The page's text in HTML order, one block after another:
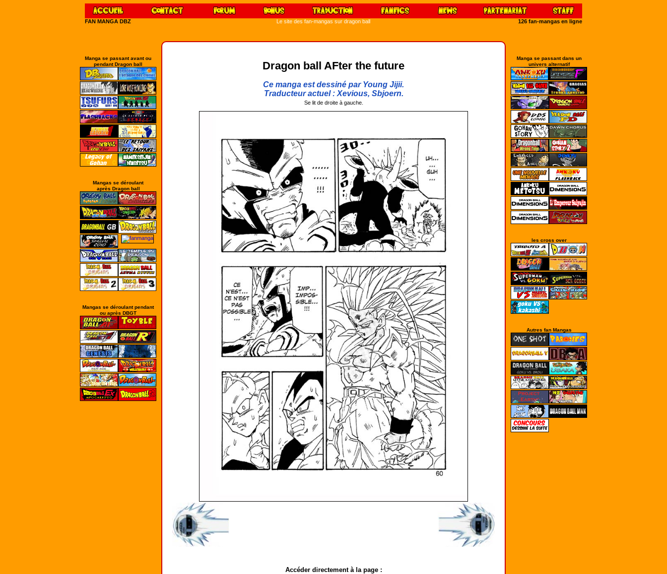
FAN MANGA DBZ Le site des fan-mangas sur dragon ball 126 fan-mangas en ligne
Manga se passant dans un
univers alternatif
les cross over
Autres fan Mangas
Manga se passant avant ou
pendant Dragon ball
Mangas se déroulant
après Dragon ball
Mangas se déroulant pendant
ou après DBGT
Dragon ball AFter the future
Ce manga est dessiné par Young Jijii.
Traducteur actuel : Xevious, Sbjoern.
Se lit de droite à gauche.
Accéder directement à la page :